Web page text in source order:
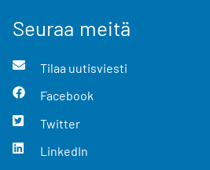
Seuraa meitä
Tilaa uutisviesti
Facebook
Twitter
LinkedIn